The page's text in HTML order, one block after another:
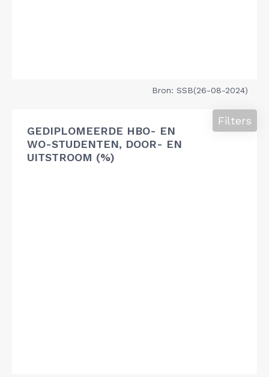
Bron: SSB(26-08-2024)
GEDIPLOMEERDE HBO- EN
WO-STUDENTEN, DOOR- EN
UITSTROOM (%)
Filters